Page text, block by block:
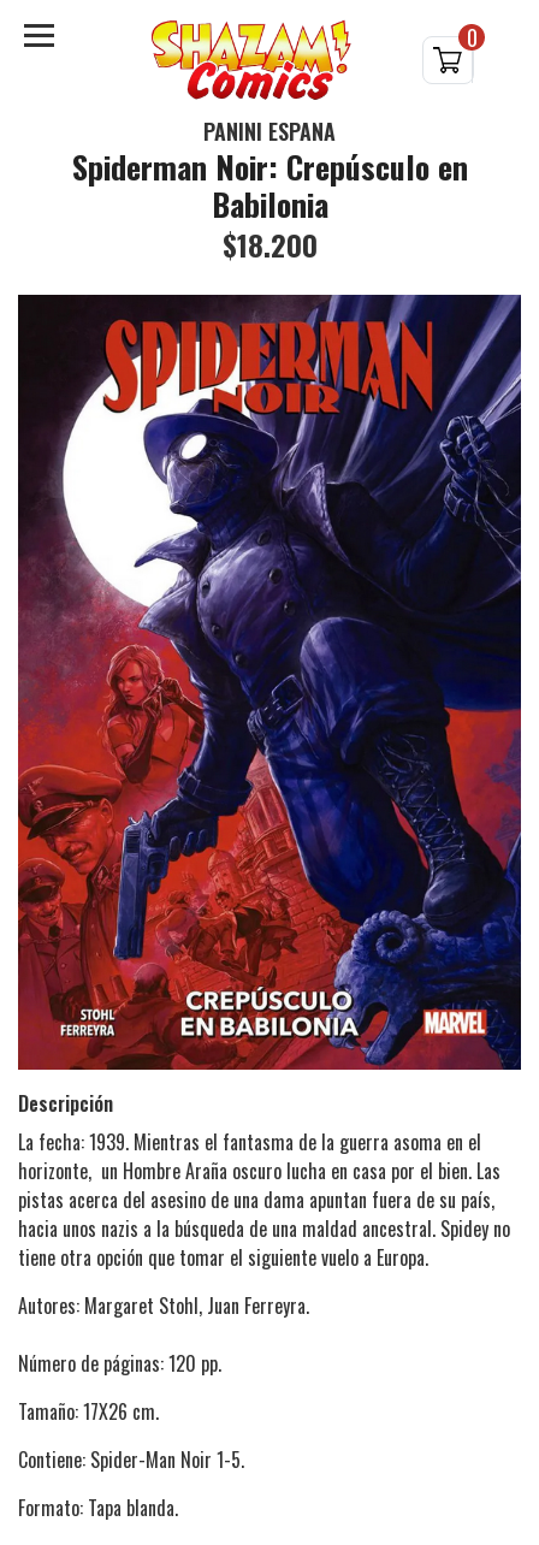
0
PANINI ESPAÑA
Spiderman Noir: Crepúsculo en
Babilonia
$18.200
Descripción
La fecha: 1939. Mientras el fantasma de la guerra asoma en el
horizonte, un Hombre Araña oscuro lucha en casa por el bien. Las
pistas acerca del asesino de una dama apuntan fuera de su país,
hacia unos nazis a la búsqueda de una maldad ancestral. Spidey no
tiene otra opción que tomar el siguiente vuelo a Europa.
Autores: Margaret Stohl, Juan Ferreyra.
Número de páginas: 120 pp.
Tamaño: 17X26 cm.
Contiene: Spider-Man Noir 1-5.
Formato: Tapa blanda.